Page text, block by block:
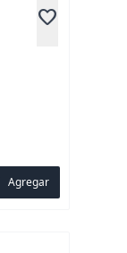
favorite
Agregar